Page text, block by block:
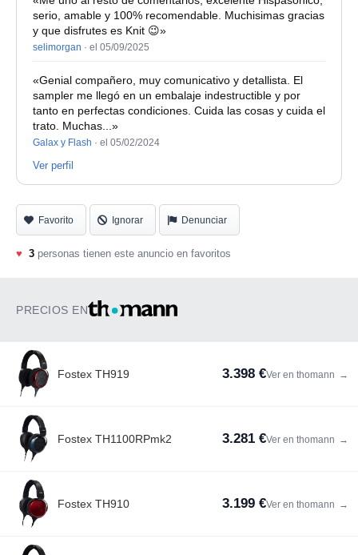
serio, amable y 100% recomendable. Muchisimas gracias
y que disfrutes es Knit 😉»
selimorgan · el 05/09/2025
«Genial compañero, muy comunicativo y detallista. El
sampler me llegó en un embalaje indestructible y por
tanto en perfectas condiciones. Cuida las cosas y cuida el
trato. Muchas...»
Galax y Flash · el 05/02/2024
Ver perfil
Favorito Ignorar Denunciar
♥ 3 personas tienen este anuncio en favoritos
PRECIOS EN
Fostex TH919 3.398 €Ver en thomann →
Fostex TH1100RPmk2 3.281 €Ver en thomann →
Fostex TH910 3.199 €Ver en thomann →